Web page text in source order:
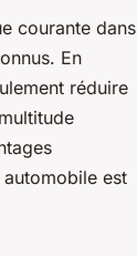
courante dans
En
réduire
est